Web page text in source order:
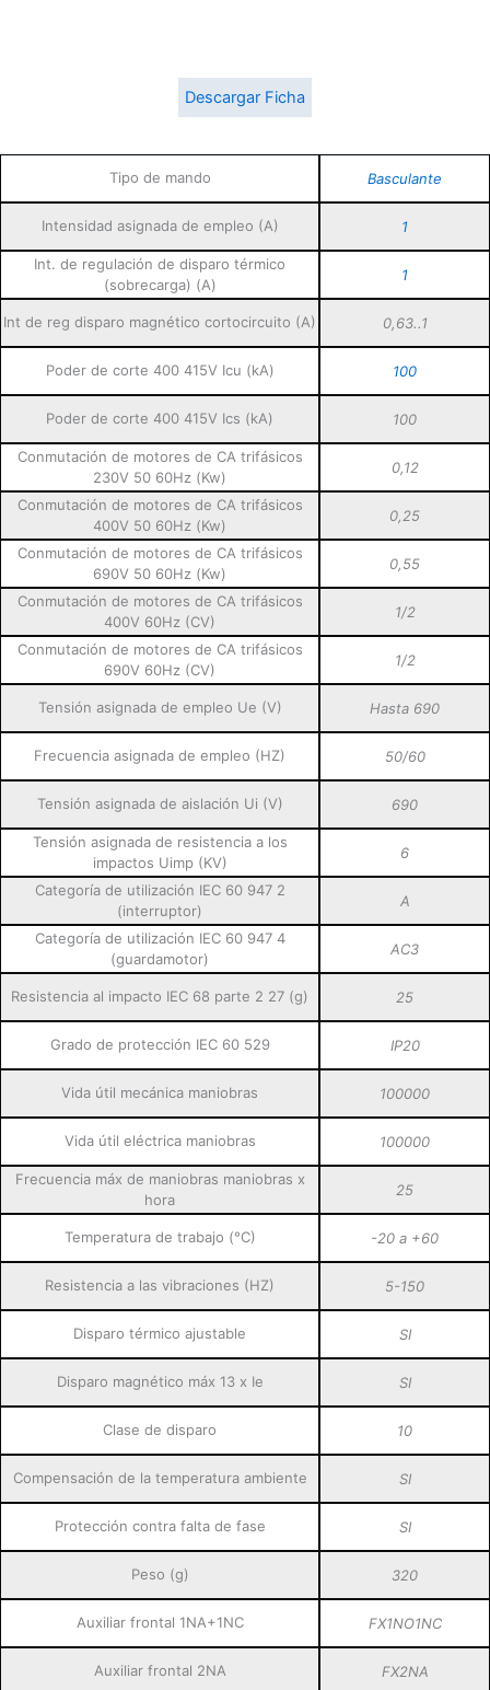
Descargar Ficha
Tipo de mando Basculante
Intensidad asignada de empleo (A) 1
Int. de regulación de disparo térmico
(sobrecarga) (A)
1
Int de reg disparo magnético cortocircuito (A) 0,63..1
Poder de corte 400 415V Icu (kA) 100
Poder de corte 400 415V Ics (kA) 100
Conmutación de motores de CA trifásicos
230V 50 60Hz (Kw)
0,12
Conmutación de motores de CA trifásicos
400V 50 60Hz (Kw)
0,25
Conmutación de motores de CA trifásicos
690V 50 60Hz (Kw)
0,55
Conmutación de motores de CA trifásicos
400V 60Hz (CV)
1/2
Conmutación de motores de CA trifásicos
690V 60Hz (CV)
1/2
Tensión asignada de empleo Ue (V) Hasta 690
Frecuencia asignada de empleo (HZ) 50/60
Tensión asignada de aislación Ui (V) 690
Tensión asignada de resistencia a los
impactos Uimp (KV)
6
Categoría de utilización IEC 60 947 2
(interruptor)
A
Categoría de utilización IEC 60 947 4
(guardamotor)
AC3
Resistencia al impacto IEC 68 parte 2 27 (g) 25
Grado de protección IEC 60 529 IP20
Vida útil mecánica maniobras 100000
Vida útil eléctrica maniobras 100000
Frecuencia máx de maniobras maniobras x
hora
25
Temperatura de trabajo (°C) -20 a +60
Resistencia a las vibraciones (HZ) 5-150
Disparo térmico ajustable SI
Disparo magnético máx 13 x Ie SI
Clase de disparo 10
Compensación de la temperatura ambiente SI
Protección contra falta de fase SI
Peso (g) 320
Auxiliar frontal 1NA+1NC FX1NO1NC
Auxiliar frontal 2NA FX2NA